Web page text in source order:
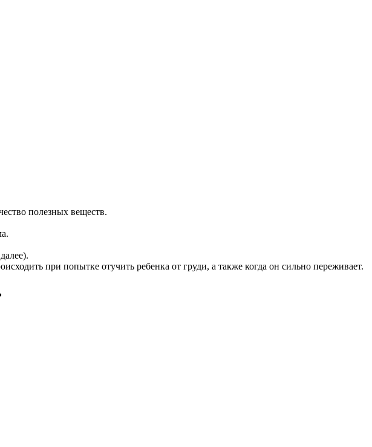
полезных веществ.
при попытке отучить ребенка от груди, а также когда он сильно переживает.